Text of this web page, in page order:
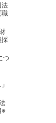
法
職
採
つ
※